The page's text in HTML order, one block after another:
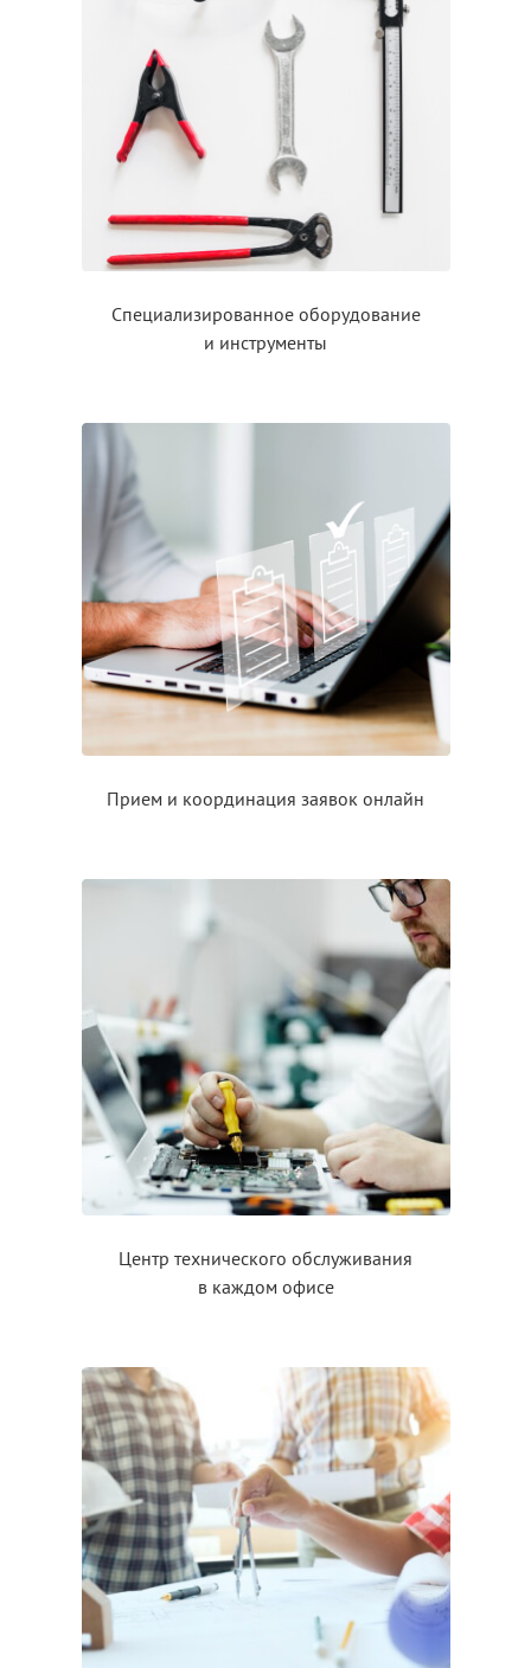
Специализированное оборудование
и инструменты
Прием и координация заявок онлайн
Центр технического обслуживания
в каждом офисе